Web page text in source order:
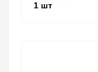
1 шт